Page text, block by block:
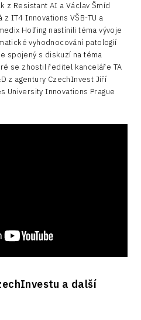
z Resistant AI a Václav Šmíd
z IT4 Innovations VŠB-TU a
Holfing nastínili téma vývoje
vyhodnocování patologií
spojený s diskuzí na téma
se zhostil ředitel kanceláře TA
z agentury CzechInvest Jiří
University Innovations Prague
a další